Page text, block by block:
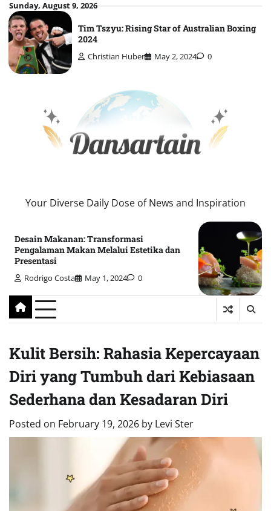
Skip
to
content
Sunday, August 9, 2026
Tim Tszyu: Rising Star of Australian Boxing
2024
Christian Huber May 2, 2024 0
Your Diverse Daily Dose of News and Inspiration
Desain Makanan: Transformasi
Pengalaman Makan Melalui Estetika dan
Presentasi
Rodrigo Costa May 1, 2024 0
Kulit Bersih: Rahasia Kepercayaan
Diri yang Tumbuh dari Kebiasaan
Sederhana dan Kesadaran Diri
Posted on February 19, 2026 by Levi Ster